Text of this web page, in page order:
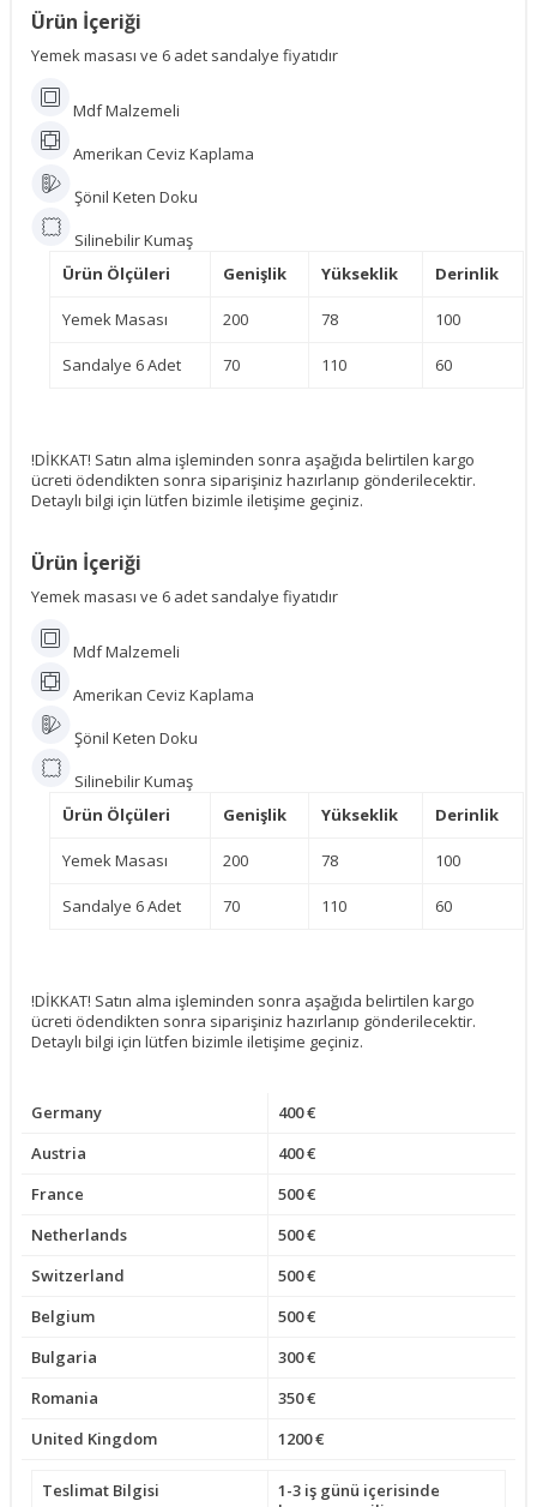
Ürün İçeriği
Yemek masası ve 6 adet sandalye fiyatıdır
Mdf Malzemeli
Amerikan Ceviz Kaplama
Şönil Keten Doku
Silinebilir Kumaş
Ürün Ölçüleri
Genişlik Yükseklik Derinlik
Yemek Masası 200 78 100
Sandalye 6 Adet 70 110 60
!DİKKAT! Satın alma işleminden sonra aşağıda belirtilen kargo
ücreti ödendikten sonra siparişiniz hazırlanıp gönderilecektir.
Detaylı bilgi için lütfen bizimle iletişime geçiniz.
Ürün İçeriği
Yemek masası ve 6 adet sandalye fiyatıdır
Mdf Malzemeli
Amerikan Ceviz Kaplama
Şönil Keten Doku
Silinebilir Kumaş
Ürün Ölçüleri
Genişlik Yükseklik Derinlik
Yemek Masası 200 78 100
Sandalye 6 Adet 70 110 60
!DİKKAT! Satın alma işleminden sonra aşağıda belirtilen kargo
ücreti ödendikten sonra siparişiniz hazırlanıp gönderilecektir.
Detaylı bilgi için lütfen bizimle iletişime geçiniz.
Germany
400 €
Austria
400 €
France
500 €
Netherlands
500 €
Switzerland
500 €
Belgium
500 €
Bulgaria
300 €
Romania
350 €
United Kingdom
1200 €
Teslimat Bilgisi
1-3 iş günü içerisinde